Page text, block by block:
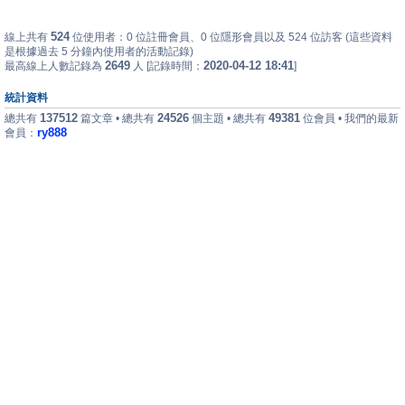
線上共有 524位使用者：0 位註冊會員、0 位隱形會員以及 524 位訪客 (這些資料
是根據過去 5 分鐘內使用者的活動記錄)
最高線上人數記錄為 2649 人 [記錄時間： 2020-04-12 18:41]
統計資料
總共有 137512 篇文章 • 總共有 24526 個主題 • 總共有 49381 位會員 • 我們的最新
會員： ry888